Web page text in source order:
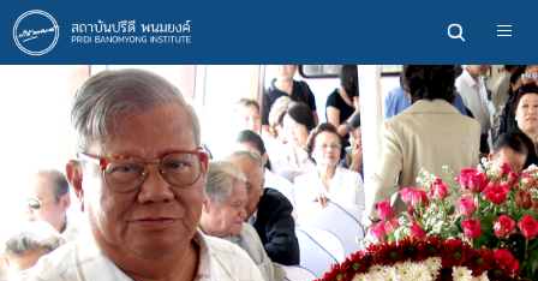
ข้าม
ไป
ยัง